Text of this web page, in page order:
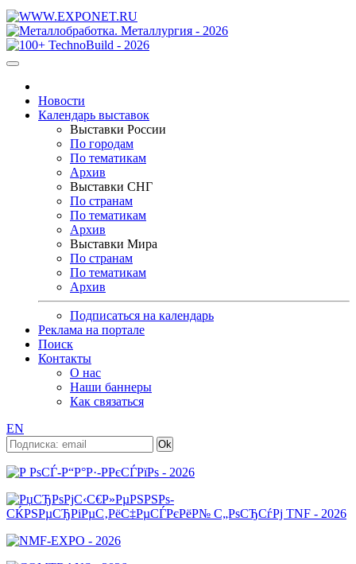
Новости
Календарь выставок
Выставки России
По городам
По тематикам
Архив
Выставки СНГ
По странам
По тематикам
Архив
Выставки Мира
По странам
По тематикам
Архив
Подписаться на календарь
Реклама на портале
Поиск
Контакты
О нас
Наши баннеры
Как связаться
EN